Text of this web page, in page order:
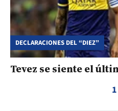
DECLARACIONES DEL “DIEZ”
Tevez se siente el
1